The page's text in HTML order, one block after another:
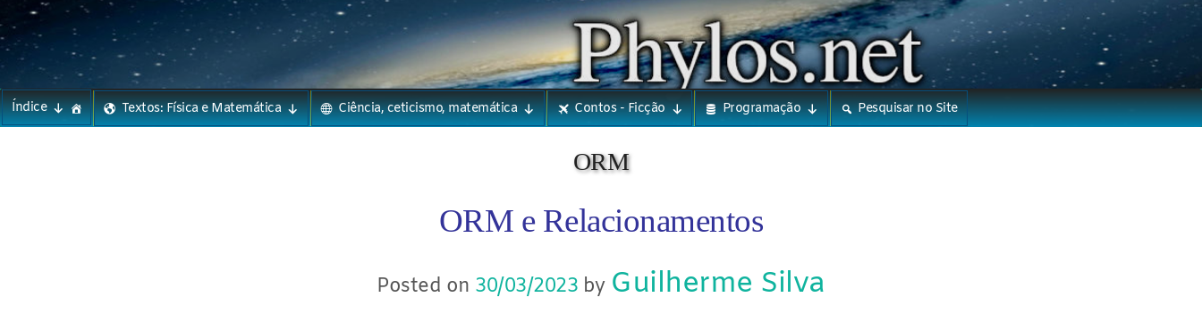
Phylos.net
Pensar e Imaginar
Skip
to
Índice Textos: Física e Matemática Ciência, ceticismo, matemática Contos - Ficção Programação Pesquisar no Site
ORM
ORM e Relacionamentos
Posted on 30/03/2023 by Guilherme Silva